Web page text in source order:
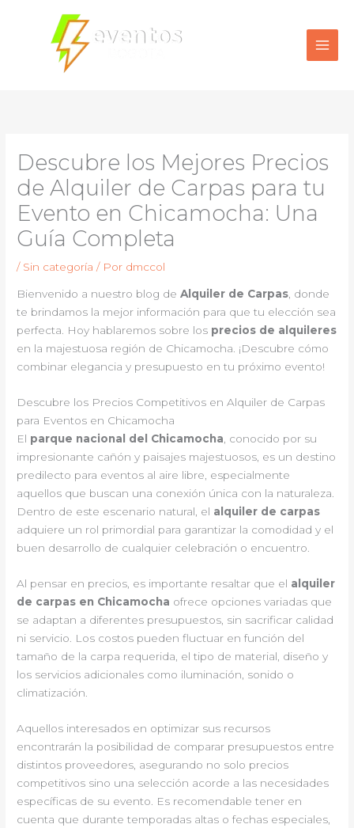
contenido
Descubre los Mejores Precios
de Alquiler de Carpas para tu
Evento en Chicamocha: Una
Guía Completa
/ Sin categoría / Por dmccol
Bienvenido a nuestro blog deAlquiler de Carpas, donde
te brindamos la mejor información para que tu elección sea
perfecta. Hoy hablaremos sobre los precios de alquileres
en la majestuosa región de Chicamocha. ¡Descubre cómo
combinar elegancia y presupuesto en tu próximo evento!
Descubre los Precios Competitivos en Alquiler de Carpas
para Eventos en Chicamocha
El parque nacional del Chicamocha , conocido por su
impresionante cañón y paisajes majestuosos, es un destino
predilecto para eventos al aire libre, especialmente
aquellos que buscan una conexión única con la naturaleza.
Dentro de este escenario natural, el alquiler de carpas
adquiere un rol primordial para garantizar la comodidad y el
buen desarrollo de cualquier celebración o encuentro.
Al pensar en precios, es importante resaltar que el alquiler
de carpas en Chicamocha ofrece opciones variadas que
se adaptan a diferentes presupuestos, sin sacrificar calidad
ni servicio. Los costos pueden fluctuar en función del
tamaño de la carpa requerida, el tipo de material, diseño y
los servicios adicionales como iluminación, sonido o
climatización.
Aquellos interesados en optimizar sus recursos
encontrarán la posibilidad de comparar presupuestos entre
distintos proveedores, asegurando no solo precios
competitivos sino una selección acorde a las necesidades
específicas de su evento. Es recomendable tener en
cuenta que durante temporadas altas o fechas especiales,